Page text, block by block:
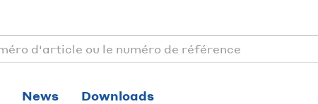
News Downloads